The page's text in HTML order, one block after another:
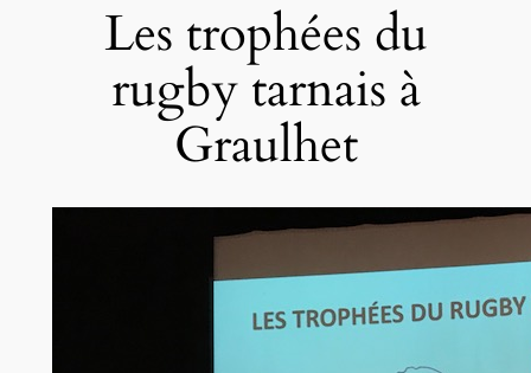
Les trophées du
rugby tarnais à
Graulhet